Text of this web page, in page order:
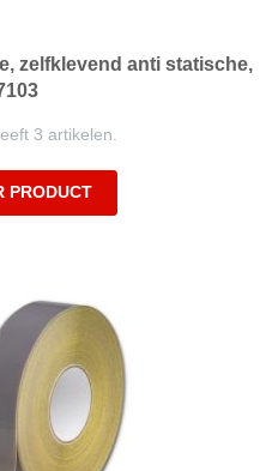
zelfklevend anti statische,
3 artikelen.
PRODUCT